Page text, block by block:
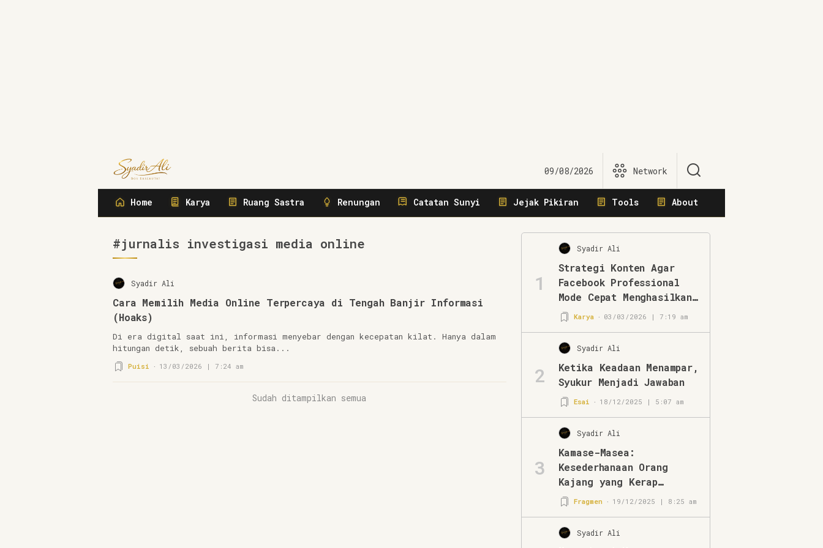
Syadir Ali
Menulis, Berbisnis, Meliput, Menggerakkan
09/08/2026 Network
Home Karya Ruang Sastra Renungan Catatan Sunyi Jejak Pikiran Tools About
#jurnalis investigasi media online
Syadir Ali
Cara Memilih Media Online Terpercaya di Tengah Banjir Informasi
(Hoaks)
Di era digital saat ini, informasi menyebar dengan kecepatan kilat. Hanya dalam
hitungan detik, sebuah berita bisa...
Puisi 13/03/2026 | 7:24 am
Sudah ditampilkan semua
1
Syadir Ali
Strategi Konten Agar
Facebook Professional
Mode Cepat Menghasilkan
di Tahun 2026
Karya 03/03/2026 | 7:19 am
2
Syadir Ali
Ketika Keadaan Menampar,
Syukur Menjadi Jawaban
Esai 18/12/2025 | 5:07 am
3
Syadir Ali
Kamase-Masea:
Kesederhanaan Orang
Kajang yang Kerap
Disalahpahami
Fragmen 19/12/2025 | 8:25 am
Syadir Ali